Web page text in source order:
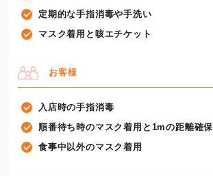
定期的な手指消毒や手洗い
マスク着用と咳エチケット
お客様
入店時の手指消毒
順番待ち時のマスク着用と1mの距離確保
食事中以外のマスク着用